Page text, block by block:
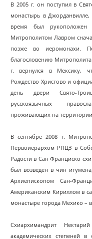
В 2005 г. он поступил в
монастырь в Джорданвилле,
время был рукоположен
Митрополитом Лавром
позже во иеромонахи.
благословению
г. вернулся в Мексику,
Рождество Христово и
день двери Свято-
русскоязычных
проживающих на территории
В сентябре 2008 г.
Первоиерархом РПЦЗ в
Радости в Сан Франциско
был возведен в чин
Архиепископом Сан-
Американским Кириллом в
монастыре города Мехико –
Схиархимандрит
академических степеней в